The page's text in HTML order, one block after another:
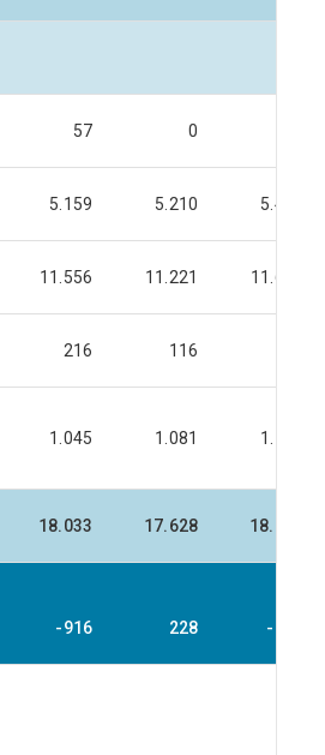
57 0
5.159 5.210 5.427
11.556 11.221 11.661
216 116
1.045 1.081 1.100
18.033 17.628 18.189
-916 228 -185